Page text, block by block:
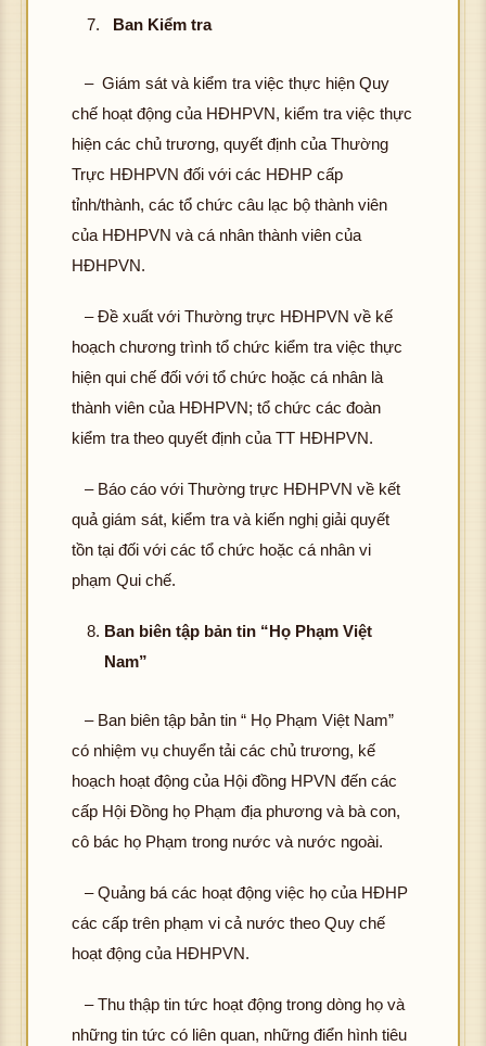
Ban Kiểm tra
– Giám sát và kiểm tra việc thực hiện Quy
chế hoạt động của HĐHPVN, kiểm tra việc thực
hiện các chủ trương, quyết định của Thường
Trực HĐHPVN đối với các HĐHP cấp
tỉnh/thành, các tổ chức câu lạc bộ thành viên
của HĐHPVN và cá nhân thành viên của
HĐHPVN.
– Đề xuất với Thường trực HĐHPVN về kế
hoạch chương trình tổ chức kiểm tra việc thực
hiện qui chế đối với tổ chức hoặc cá nhân là
thành viên của HĐHPVN; tổ chức các đoàn
kiểm tra theo quyết định của TT HĐHPVN.
– Báo cáo với Thường trực HĐHPVN về kết
quả giám sát, kiểm tra và kiến nghị giải quyết
tồn tại đối với các tổ chức hoặc cá nhân vi
phạm Qui chế.
Ban biên tập bản tin “Họ Phạm Việt
Nam”
– Ban biên tập bản tin “ Họ Phạm Việt Nam”
có nhiệm vụ chuyển tải các chủ trương, kế
hoạch hoạt động của Hội đồng HPVN đến các
cấp Hội Đồng họ Phạm địa phương và bà con,
cô bác họ Phạm trong nước và nước ngoài.
– Quảng bá các hoạt động việc họ của HĐHP
các cấp trên phạm vi cả nước theo Quy chế
hoạt động của HĐHPVN.
– Thu thập tin tức hoạt động trong dòng họ và
những tin tức có liên quan, những điển hình tiêu